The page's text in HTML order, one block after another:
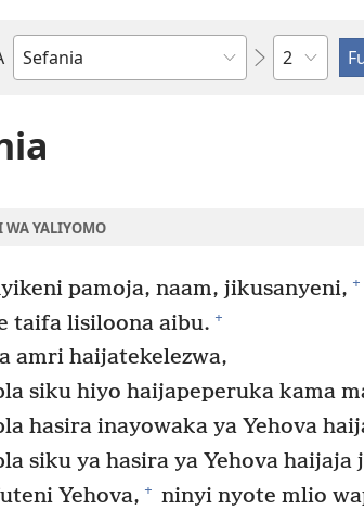
Kitabu
Biblia
Sura
WA YALIYOMO
pamoja, naam, jikusanyeni, +
taifa lisiloona aibu. +
amri haijatekelezwa,
siku hiyo haijapeperuka kama
hasira inayowaka ya Yehova
siku ya hasira ya Yehova haijaja
Yehova, + ninyi nyote mlio